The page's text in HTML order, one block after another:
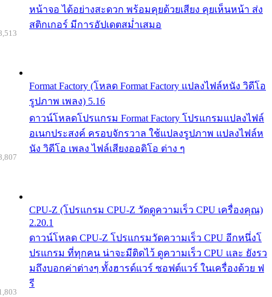
หน้าจอ ได้อย่างสะดวก พร้อมคุยด้วยเสียง คุยเห็นหน้า ส่ง
สติกเกอร์ มีการอัปเดตสม่ำเสมอ
Format Factory (โหลด Format Factory แปลงไฟล์หนัง วิดีโอ
รูปภาพ เพลง) 5.16
ดาวน์โหลดโปรแกรม Format Factory โปรแกรมแปลงไฟล์
อเนกประสงค์ ครอบจักรวาล ใช้แปลงรูปภาพ แปลงไฟล์ห
นัง วิดีโอ เพลง ไฟล์เสียงออดิโอ ต่าง ๆ
CPU-Z (โปรแกรม CPU-Z วัดดูความเร็ว CPU เครื่องคุณ)
2.20.1
ดาวน์โหลด CPU-Z โปรแกรมวัดความเร็ว CPU อีกหนึ่งโ
ปรแกรม ที่ทุกคน น่าจะมีติดไว้ ดูความเร็ว CPU และ ยังรว
มถึงบอกค่าต่างๆ ทั้งฮารด์แวร์ ซอฟต์แวร์ ในเครื่องด้วย ฟ
รี